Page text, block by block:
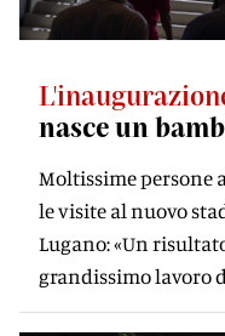
nasce un
Moltissime persone
le visite al nuovo
Lugano: «Un
grandissimo lavoro